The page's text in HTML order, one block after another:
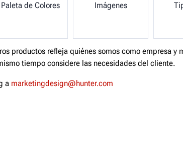
Paleta de Colores Imágenes
productos refleja quiénes somos como empresa
tiempo considere las necesidades del cliente.
a marketingdesign@hunter.com